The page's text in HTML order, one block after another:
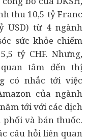
thu 10,5 tỷ Franc
USD) từ 4 ngành
sức khỏe chiếm
tỷ CHF. Nhưng,
tâm đến thị
có nhắc tới việc
của ngành
tới với các dịch
và bán thuốc.
câu hỏi liên quan